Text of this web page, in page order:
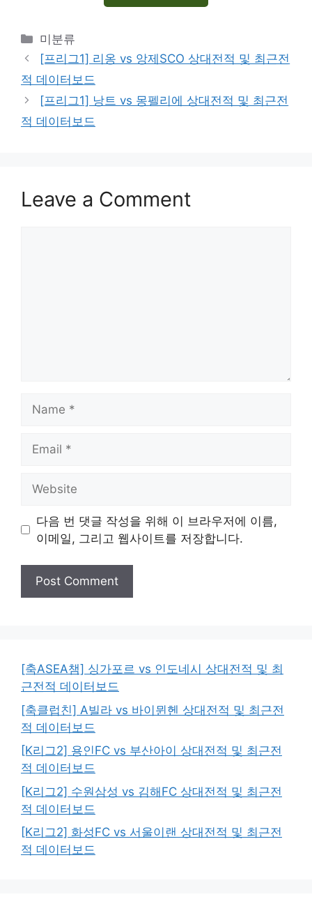
Categories
미분류
[프리그1] 리옹 vs 앙제SCO 상대전적 및 최근전
적 데이터보드
[프리그1] 낭트 vs 몽펠리에 상대전적 및 최근전
적 데이터보드
Leave a Comment
다음 번 댓글 작성을 위해 이 브라우저에 이름,
이메일, 그리고 웹사이트를 저장합니다.
[축ASEA챔] 싱가포르 vs 인도네시 상대전적 및 최
근전적 데이터보드
[축클럽친] A빌라 vs 바이뮌헨 상대전적 및 최근전
적 데이터보드
[K리그2] 용인FC vs 부산아이 상대전적 및 최근전
적 데이터보드
[K리그2] 수원삼성 vs 김해FC 상대전적 및 최근전
적 데이터보드
[K리그2] 화성FC vs 서울이랜 상대전적 및 최근전
적 데이터보드